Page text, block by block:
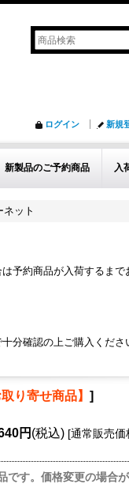
ログイン 新規
新製品のご予約商品 入
ット
予約商品が入荷するま
分確認の上ご購入くださ
り寄せ商品】 ]
円 (税込) [通常販売価
です。価格変更の場合